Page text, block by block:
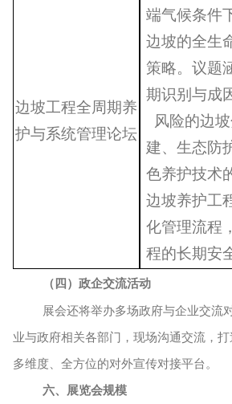
边坡工程全周期养
护与系统管理论坛
端气候条件
边坡的全生
策略。议题
期识别与成
风险的边
建、生态防
色养护技术
边坡养护工
化管理流程
程的长期安
（四）政企交流活动
展会还将举办多场政府与企业交流
业与政府相关各部门，现场沟通交流，打
多维度、全方位的对外宣传对接平台。
六、 展览会规模